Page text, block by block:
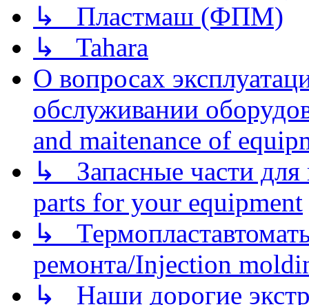
↳ Пластмаш (ФПМ)
↳ Tahara
О вопросах
обслуживании
and maitenance of
↳ Запасные части для
parts for your equipment
↳
ремонта/Injection
↳ Наши дорогие